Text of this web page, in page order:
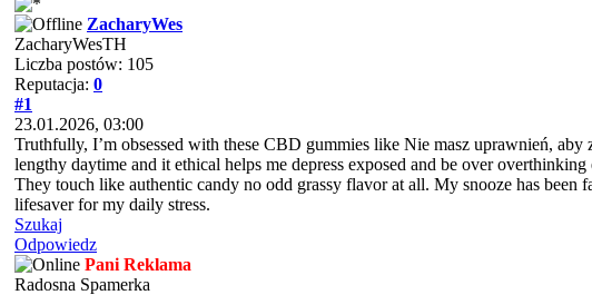
ZacharyWes
ZacharyWesTH
Liczba postów: 105
Reputacja: 0
#1
23.01.2026, 03:00
Truthfully, I’m obsessed with these CBD gummies like Nie masz uprawnień, aby
lengthy daytime and it ethical helps me depress exposed and be over
They touch like authentic candy no odd grassy flavor at all. My snooze has been
lifesaver for my daily stress.
Szukaj
Odpowiedz
Pani Reklama
Radosna Spamerka